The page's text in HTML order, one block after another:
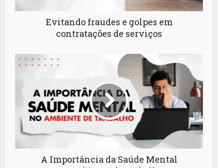
Evitando fraudes e golpes em
contratações de serviços
A Importância da Saúde Mental